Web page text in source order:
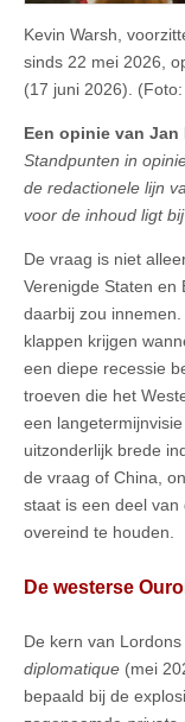
Kevin Warsh,
sinds 22 mei 2026,
(17 juni 2026).
Een opinie van Jan
Standpunten in
de redactionele lijn
voor de inhoud ligt
De vraag is niet
Verenigde Staten en
daarbij zou
klappen krijgen
een diepe recessie
troeven die het
een
uitzonderlijk brede
de vraag of China,
staat is een deel
overeind te houden.
De westerse
De kern van
diplomatique (mei
bepaald bij de